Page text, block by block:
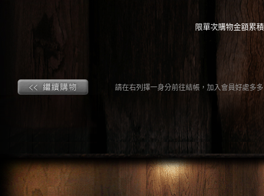
限單次購物金額累
請在右列擇一身分前往結帳，加入會員好處多